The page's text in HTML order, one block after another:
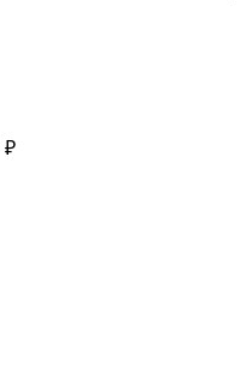
₽